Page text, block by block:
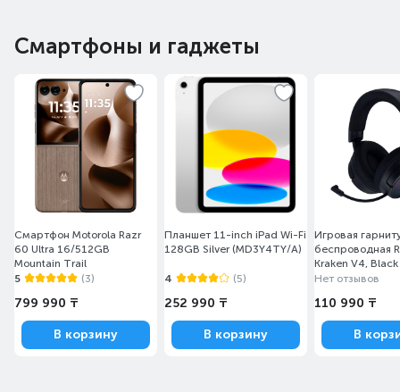
Смартфоны и гаджеты
Смартфон Motorola Razr
60 Ultra 16/512GB
Mountain Trail
5
(3)
799 990 ₸
В корзину
Планшет 11-inch iPad Wi-Fi
128GB Silver (MD3Y4TY/A)
4 (5)
252 990 ₸
В корзину
Игровая
беспроводная
Kraken V4,
05170100-
Нет отзывов
110 990 ₸
В